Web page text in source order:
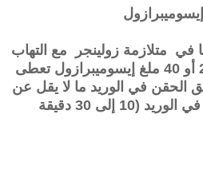
إيسوميبرازول
في متلازمة زولينجر مع التهاب
المريء التآكل هي إما 20 أو 40 ملغ إيسوميبرازول تعطى
الحقن في الوريد ما لا يقل عن